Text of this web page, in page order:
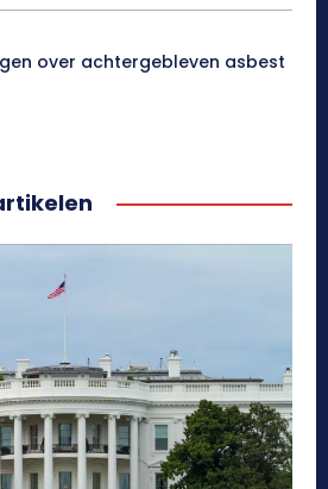
over achtergebleven asbest